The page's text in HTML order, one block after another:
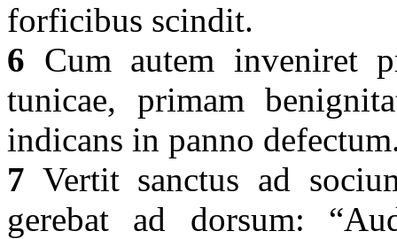
forficibus scindit.
6 Cum autem inveniret
tunicae, primam
indicans in panno
7 Vertit sanctus ad
gerebat ad dorsum: